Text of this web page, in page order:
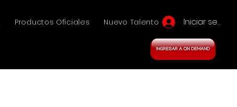
Productos Oficiales Nuevo Talento Iniciar sesión